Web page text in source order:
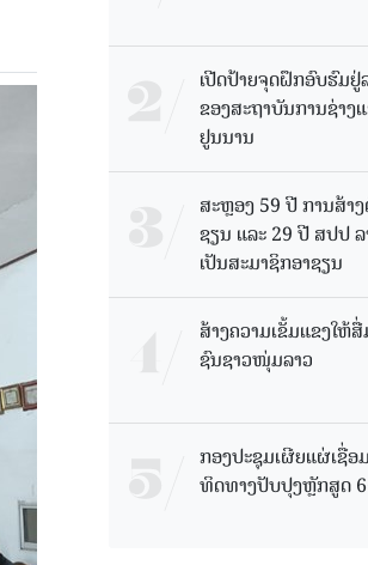
ເປີດປ້າຍຈຸດຝຶກອົບຮົມຢູ່
ຂອງສະຖາບັນການຊ່າງ
ຢູນນານ
ສະຫຼອງ 59 ປີ ການສ້າງ
ຊຽນ ແລະ 29 ປີ ສປປ ລ
ເປັນສະມາຊິກອາຊຽນ
ສ້າງຄວາມເຂັ້ມແຂງໃຫ້
ຊົນຊາວໜຸ່ມລາວ
ກອງປະຊຸມເຜີຍແຜ່ເຊື່ອ
ທິດທາງປັບປຸງຫຼັກສູດ